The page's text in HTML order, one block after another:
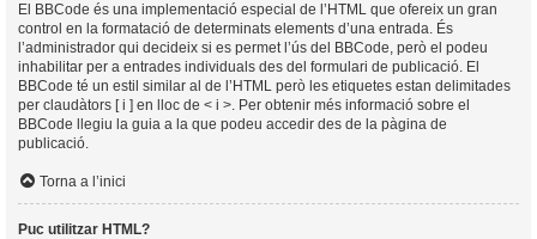
El BBCode és una implementació especial de l’HTML que ofereix un gran
control en la formatació de determinats elements d’una entrada. És
l’administrador qui decideix si es permet l’ús del BBCode, però el podeu
inhabilitar per a entrades individuals des del formulari de publicació. El
BBCode té un estil similar al de l’HTML però les etiquetes estan delimitades
per claudàtors [ i ] en lloc de < i >. Per obtenir més informació sobre el
BBCode llegiu la guia a la que podeu accedir des de la pàgina de
publicació.
Torna a l’inici
Puc utilitzar HTML?